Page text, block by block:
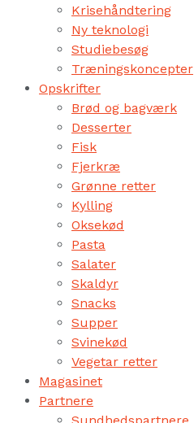
Krisehåndtering
Ny teknologi
Studiebesøg
Træningskoncepter
Opskrifter
Brød og bagværk
Desserter
Fisk
Fjerkræ
Grønne retter
Kylling
Oksekød
Pasta
Salater
Skaldyr
Snacks
Supper
Svinekød
Vegetar retter
Magasinet
Partnere